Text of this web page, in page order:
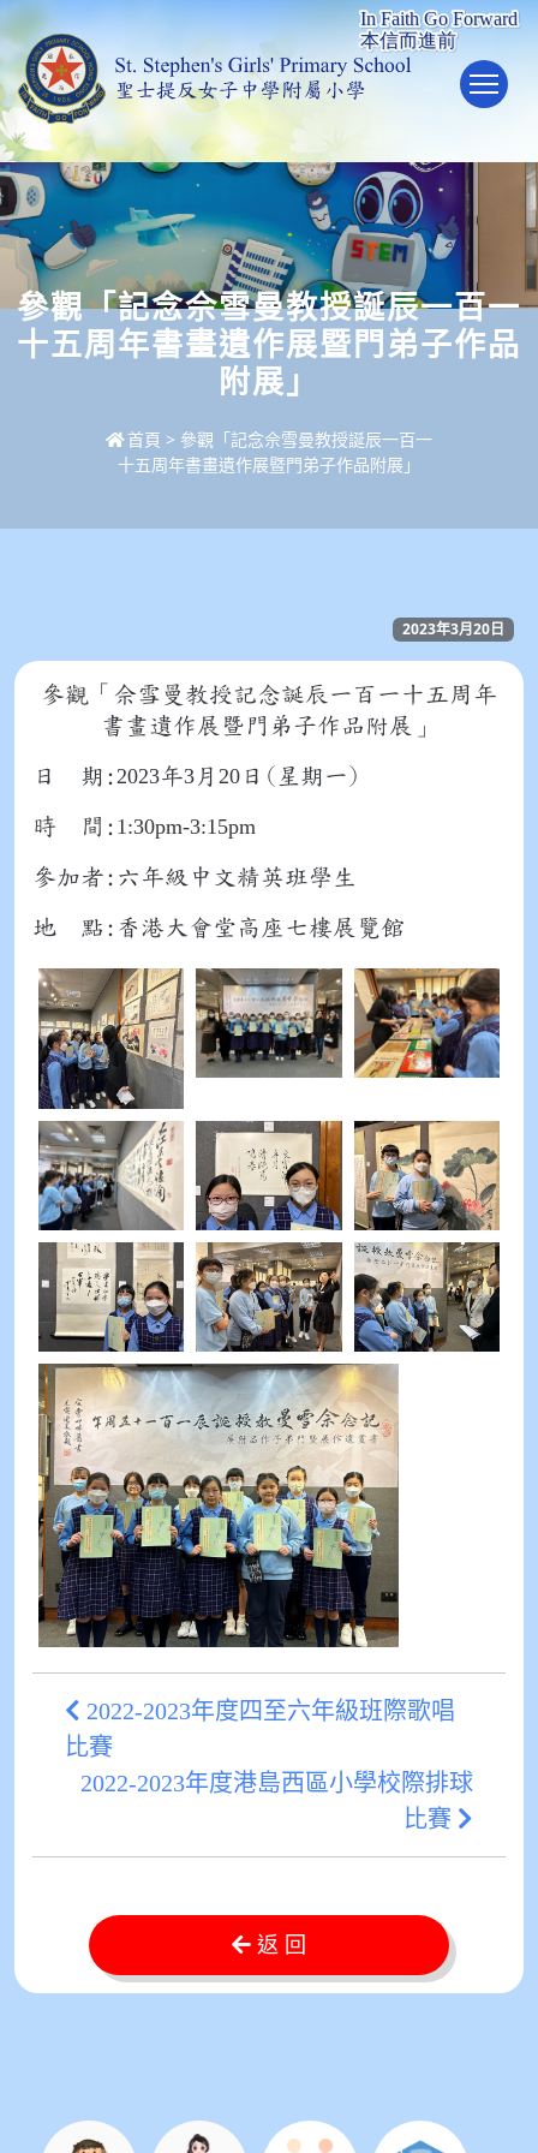
參觀「記念佘雪曼教授誕辰一百一
十五周年書畫遺作展暨門弟子作品
附展」
首頁 > 參觀「記念佘雪曼教授誕辰一百一
十五周年書畫遺作展暨門弟子作品附展」
2023年3月20日
參觀「佘雪曼教授記念誕辰一百一十五周年
書畫遺作展暨門弟子作品附展」
日 期:2023年3 月 20 日(星期一)
時 間: 1:30pm-3:15pm
參加者:六年級中文精英班學生
地 點:香港大會堂高座七樓展覽館
2022-2023年度四至六年級班際歌唱
比賽
2022-2023年度港島西區小學校際排球
比賽
返 回